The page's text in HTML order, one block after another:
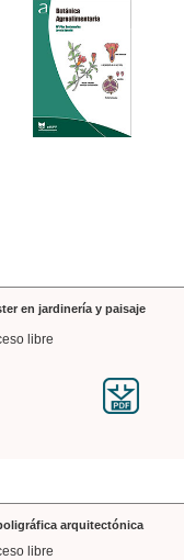
en jardinería y paisaje
libre
arquitectónica
libre